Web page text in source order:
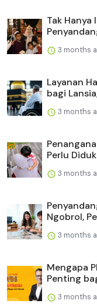
Tak
3 months
Layanan
bagi
3 months
Perlu
3 months
Ngobrol,
3 months
Mengapa
Penting
3 months